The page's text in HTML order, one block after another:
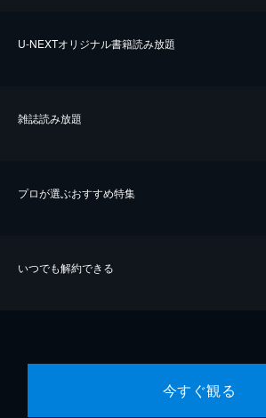
U-NEXTオリジナル書籍読み放題
雑誌読み放題
プロが選ぶおすすめ特集
いつでも解約できる
今すぐ観る